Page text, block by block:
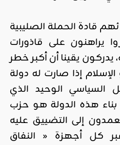
قادة الحملة الصليبية
يراهنون على قاذورات
يقينا أن أكبر خطر
إذا صارت له دولة
السياسي الوحيد الذي
بناء هذه الدولة هو حزب
إلى التضييق عليه
كل أجهزة « النفاق